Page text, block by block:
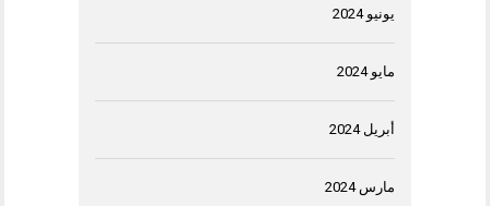
يونيو 2024
مايو 2024
أبريل 2024
مارس 2024